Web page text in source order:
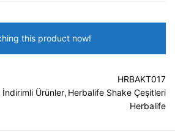
this product now!
HRBAKT017
Ürünler, Herbalife Shake Çeşitleri
Herbalife